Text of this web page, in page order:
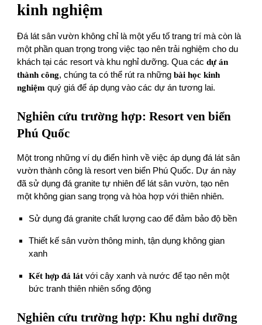
kinh nghiệm
Đá lát sân vườn không chỉ là một yếu tố trang trí mà còn là
một phần quan trọng trong việc tạo nên trải nghiệm cho du
khách tại các resort và khu nghỉ dưỡng. Qua cácdự án
thành công, chúng ta có thể rút ra nhữngbài học kinh
nghiệm quý giá để áp dụng vào các dự án tương lai.
Nghiên cứu trường hợp: Resort ven biển
Phú Quốc
Một trong những ví dụ điển hình về việc áp dụng đá lát sân
vườn thành công là resort ven biển Phú Quốc. Dự án này
đã sử dụng đá granite tự nhiên để lát sân vườn, tạo nên
một không gian sang trọng và hòa hợp với thiên nhiên.
Sử dụng đá granite chất lượng cao để đảm bảo độ bền
Thiết kế sân vườn thông minh, tận dụng không gian
xanh
Kết hợp đá lát với cây xanh và nước để tạo nên một
bức tranh thiên nhiên sống động
Nghiên cứu trường hợp: Khu nghỉ dưỡng